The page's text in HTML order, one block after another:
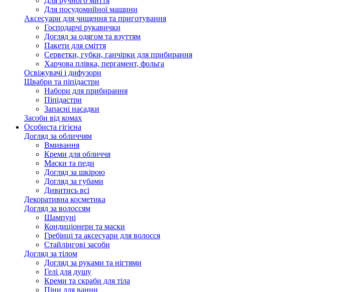
Для посудомийної машини
Аксесуари для чищення та приготування
Господарчі рукавички
Догляд за одягом та взуттям
Пакети для сміття
Серветки, губки, ганчірки для прибирання
Харчова плівка, пергамент, фольга
Освіжувачі і дифузори
Швабри та піпідастри
Набори для прибирання
Піпідастри
Запасні насадки
Засоби від комах
Особиста гігієна
Догляд за обличчям
Вмивання
Креми для обличчя
Маски та педи
Догляд за шкірою
Догляд за губами
Дивитись всі
Декоративна косметика
Догляд за волоссям
Шампуні
Кондиціонери та маски
Гребінці та аксесуари для волосся
Стайлінгові засоби
Догляд за тілом
Догляд за руками та нігтями
Гелі для душу
Креми та скраби для тіла
Піни для ванни